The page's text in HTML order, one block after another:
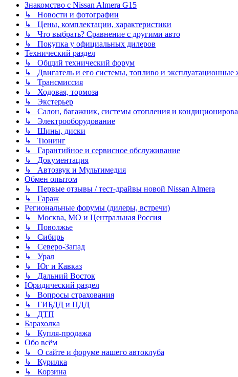
Знакомство с Nissan Almera G15
↳ Новости и фотографии
↳ Цены, комплектации, характеристики
↳ Что выбрать? Сравнение с другими авто
↳ Покупка у официальных дилеров
Технический раздел
↳ Общий технический форум
↳ Двигатель и его системы, топливо и эксплуатационные
↳ Трансмиссия
↳ Ходовая, тормоза
↳ Экстерьер
↳ Салон, багажник, системы отопления и
↳ Электрооборудование
↳ Шины, диски
↳ Тюнинг
↳ Гарантийное и сервисное обслуживание
↳ Документация
↳ Автозвук и Мультимедия
Обмен опытом
↳ Первые отзывы / тест-драйвы новой Nissan Almera
↳ Гараж
Региональные форумы (дилеры, встречи)
↳ Москва, МО и Центральная Россия
↳ Поволжье
↳ Сибирь
↳ Северо-Запад
↳ Урал
↳ Юг и Кавказ
↳ Дальний Восток
Юридический раздел
↳ Вопросы страхования
↳ ГИБДД и ПДД
↳ ДТП
Барахолка
↳ Купля-продажа
Обо всём
↳ О сайте и форуме нашего автоклуба
↳ Курилка
↳ Корзина